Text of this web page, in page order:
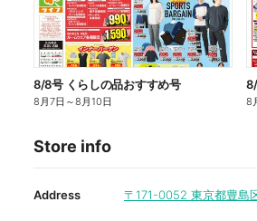
8/8号 くらしの品おすすめ号
8月7日 ～8月10日 8
Store info
Address 〒171-0052 東京都豊島